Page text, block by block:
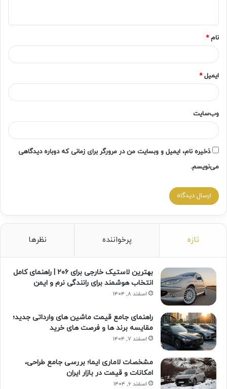
*
نام*
ایمیل*
وب‌سایت
ذخیره نام، ایمیل و وبسایت من در مرورگر برای زمانی که دوباره دیدگاهی
می‌نویسم.
تازه پرخواننده نظرها
بهترین لاستیک خارجی برای ۲۰۶ | راهنمای کامل
انتخاب هوشمند برای رانندگی نرم و ایمن
اسفند ۸, ۱۴۰۴
راهنمای جامع قیمت ماشین های وارداتی جدید؛
مقایسه برند ها و فرصت های خرید
اسفند ۷, ۱۴۰۴
مشخصات لاماری ایما؛ بررسی جامع طراحی،
امکانات و قیمت در بازار ایران
اسفند ۶, ۱۴۰۴